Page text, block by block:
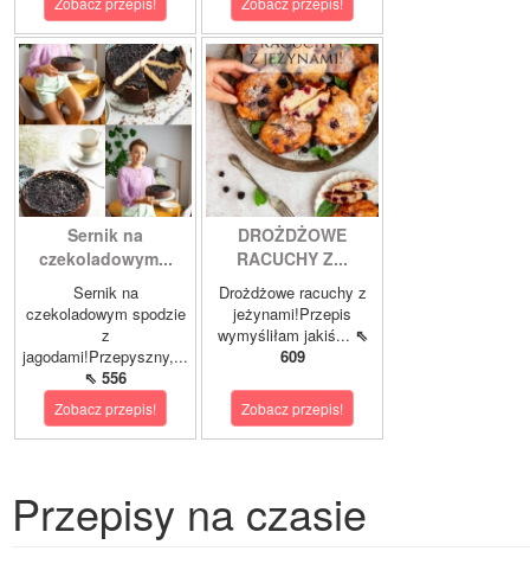
Sernik na
czekoladowym...
Sernik na
czekoladowym spodzie
z
jagodami!Przepyszny,...
⇖ 556
Zobacz przepis!
DROŻDŻOWE
RACUCHY Z...
Drożdżowe racuchy z
jeżynami!Przepis
wymyśliłam jakiś... ⇖
609
Zobacz przepis!
Przepisy na czasie